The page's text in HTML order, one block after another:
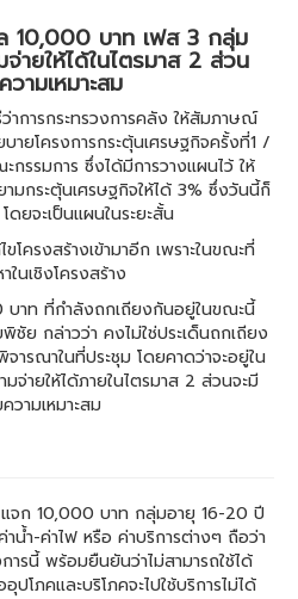
ล 10,000 บาท เฟส 3 กลุ่ม
ายให้ได้ในไตรมาส 2 ส่วน
ามเหมาะสม
าการกระทรวงการคลัง ให้สัมภาษณ์
ายโครงการกระตุ้นเศรษฐกิจครั้งที่1 /
รรมการ ซึ่งได้มีการวางแผนไว้ ให้
มกระตุ้นเศรษฐกิจให้ได้ 3% ซึ่งวันนี้ก็
ดยจะเป็นแผนในระยะสั้น
โครงสร้างเข้ามาอีก เพราะในขณะที่
ในเชิงโครงสร้าง
บาท ที่กำลังถกเถียงกันอยู่ในขณะนี้
ชัย กล่าวว่า คงไม่ใช่ประเด็นถกเถียง
ารณาในที่ประชุม โดยคาดว่าจะอยู่ใน
จ่ายให้ได้ภายในไตรมาส 2 ส่วนจะมี
ามเหมาะสม
แจก 10,000 บาท กลุ่มอายุ 16-20 ปี
น้ำ-ค่าไฟ หรือ ค่าบริการต่างๆ ถือว่า
การนี้ พร้อมยืนยันว่าไม่สามารถใช้ได้
โภคและบริโภคจะไปใช้บริการไม่ได้